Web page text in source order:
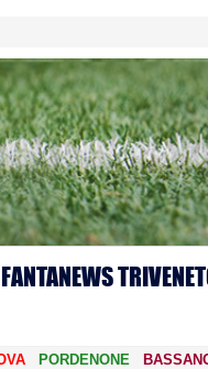
FANTANEWS
PORDENONE